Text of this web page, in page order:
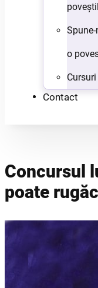
Spune-
o
Cursuri
Contact
Concursul
poate